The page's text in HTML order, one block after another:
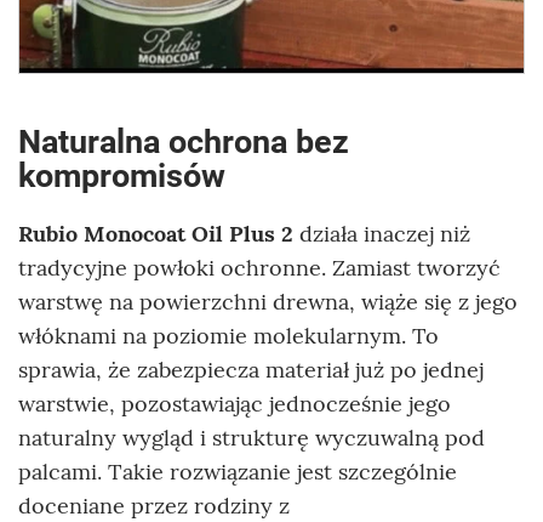
Naturalna ochrona bez
kompromisów
Rubio Monocoat Oil Plus 2 działa inaczej niż
tradycyjne powłoki ochronne. Zamiast tworzyć
warstwę na powierzchni drewna, wiąże się z jego
włóknami na poziomie molekularnym. To
sprawia, że zabezpiecza materiał już po jednej
warstwie, pozostawiając jednocześnie jego
naturalny wygląd i strukturę wyczuwalną pod
palcami. Takie rozwiązanie jest szczególnie
doceniane przez rodziny z